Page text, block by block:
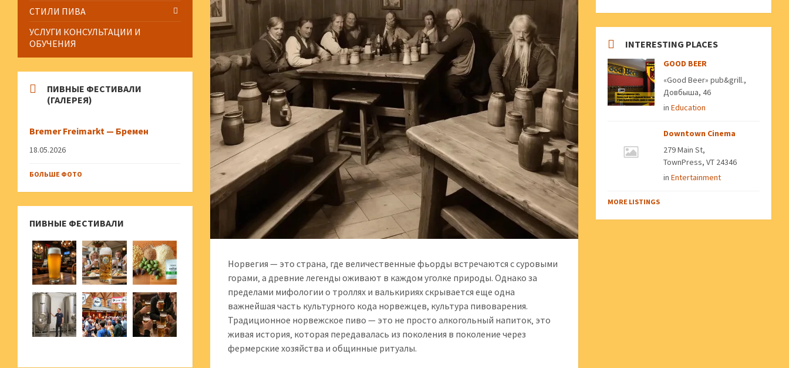
Норвегия — это страна‚ где величественные фьорды встречаются с суровыми
горами‚ а древние легенды оживают в каждом уголке природы. Однако за
пределами мифологии о троллях и валькириях скрывается еще одна
важнейшая часть культурного кода норвежцев, культура пивоварения.
Традиционное норвежское пиво — это не просто алкогольный напиток‚ это
живая история‚ которая передавалась из поколения в поколение через
фермерские хозяйства и общинные ритуалы.
СТИЛИ ПИВА
УСЛУГИ КОНСУЛЬТАЦИИ И
ОБУЧЕНИЯ
ПИВНЫЕ ФЕСТИВАЛИ
(ГАЛЕРЕЯ)
Bremer Freimarkt — Бремен
18.05.2026
БОЛЬШЕ ФОТО
ПИВНЫЕ ФЕСТИВАЛИ
INTERESTING PLACES
GOOD BEER
«Good Beer» pub&grill.,
Довбыша, 46
inEducation
Downtown Cinema
279 Main St,
TownPress, VT 24346
inEntertainment
MORE LISTINGS